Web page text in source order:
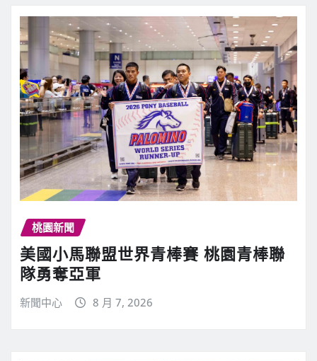
桃園新聞
美國小馬聯盟世界青棒賽 桃園青棒聯
隊勇奪亞軍
新聞中心 8 月 7, 2026